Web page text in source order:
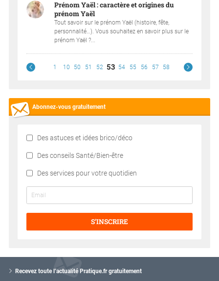
Prénom Yaël : caractère et origines du
prénom Yaël
Tout savoir sur le prénom Yaël (histoire, fête,
personnalité…). Vous souhaitez en savoir plus sur le
prénom Yaël ?...
1 10 50 51 52 53 54 55 56 57 58
Abonnez-vous gratuitement
Des astuces et idées brico/déco
Des conseils Santé/Bien-être
Des services pour votre quotidien
S’INSCRIRE
Recevez toute l’actualité Pratique.fr gratuitement
o